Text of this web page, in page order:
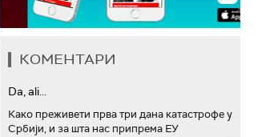
КОМЕНТАРИ
Da, ali...
Како преживети прва три дана катастрофе у
Србији, и за шта нас припрема ЕУ